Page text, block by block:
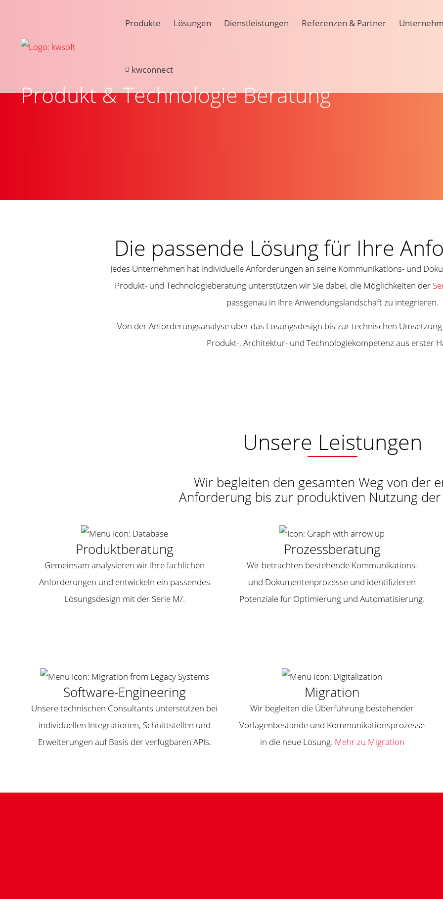
Produkte Lösungen Dienstleistungen Referenzen & Partner
kwconnect
Produkt & Technologie Beratung
Die passende Lösung für Ihre
Jedes Unternehmen hat individuelle Anforderungen an seine Kommunikations- und
Produkt- und Technologieberatung unterstützen wir Sie dabei, die Möglichkeiten der
passgenau in Ihre Anwendungslandschaft zu integrieren.
Von der Anforderungsanalyse über das Lösungsdesign bis zur technischen
Produkt-, Architektur- und Technologiekompetenz aus erster
Unsere Leistungen
Wir begleiten den gesamten Weg von der
Anforderung bis zur produktiven Nutzung
Produktberatung
Gemeinsam analysieren wir Ihre fachlichen
Anforderungen und entwickeln ein passendes
Lösungsdesign mit der Serie M/.
Prozessberatung
Wir betrachten bestehende Kommunikations-
und Dokumentenprozesse und identifizieren
Potenziale für Optimierung und Automatisierung.
Software-Engineering
Unsere technischen Consultants unterstützen bei
individuellen Integrationen, Schnittstellen und
Erweiterungen auf Basis der verfügbaren APIs.
Migration
Wir begleiten die Überführung bestehender
Vorlagenbestände und Kommunikationsprozesse
in die neue Lösung. Mehr zu Migration